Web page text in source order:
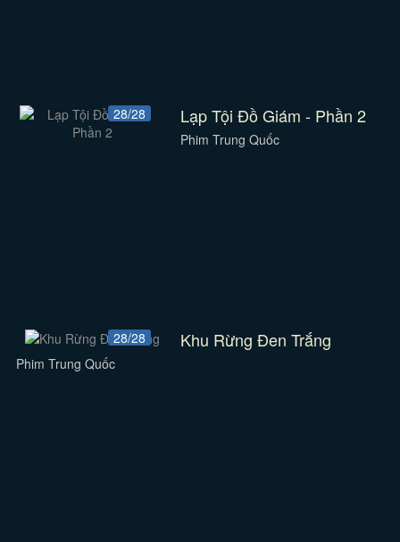
28/28 Lạp Tội Đồ Giám - Phần 2
Phim Trung Quốc
28/28 Khu Rừng Đen Trắng
Phim Trung Quốc